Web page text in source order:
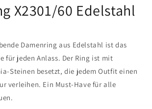
X2301/60 Edelstahl
Damenring aus Edelstahl ist das
für jeden Anlass. Der Ring ist mit
Steinen besetzt, die jedem Outfit einen
verleihen. Ein Must-Have für alle